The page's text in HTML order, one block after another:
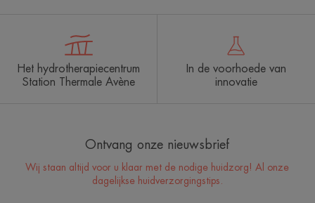
Het hydrotherapiecentrum
Station Thermale Avène
In de voorhoede van
innovatie
Ontvang onze nieuwsbrief
Wij staan altijd voor u klaar met de nodige huidzorg! Al onze
dagelijkse huidverzorgingstips.